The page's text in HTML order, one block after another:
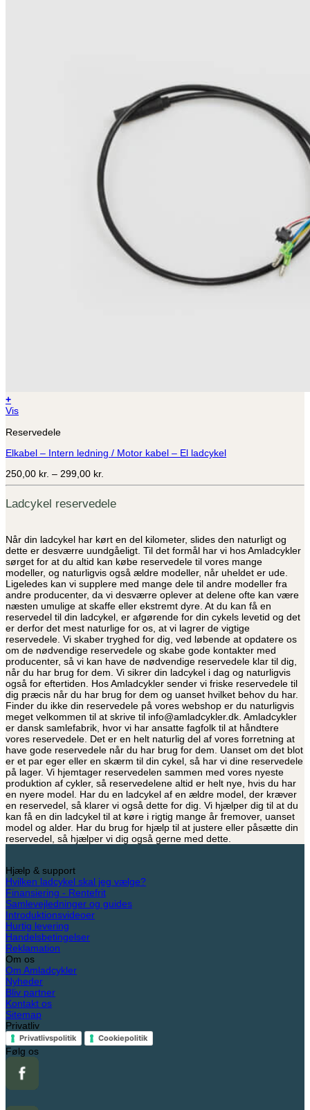
+
Dette
har
varianter.
kan
vælges
på
varesiden
Vis
Reservedele
Elkabel – Intern ledning / Motor kabel – El ladcykel
250,00 kr. – 299,00 kr.
250,00 kr.
299,00 kr.
Ladcykel reservedele
Når din ladcykel har kørt en del kilometer, slides den naturligt og
dette er desværre uundgåeligt. Til det formål har vi hos Amladcykler
sørget for at du altid kan købe reservedele til vores mange
modeller, og naturligvis også ældre modeller, når uheldet er ude.
Ligeledes kan vi supplere med mange dele til andre modeller fra
andre producenter, da vi desværre oplever at delene ofte kan være
næsten umulige at skaffe eller ekstremt dyre. At du kan få en
reservedel til din ladcykel, er afgørende for din cykels levetid og det
er derfor det mest naturlige for os, at vi lagrer de vigtige
reservedele. Vi skaber tryghed for dig, ved løbende at opdatere os
om de nødvendige reservedele og skabe gode kontakter med
producenter, så vi kan have de nødvendige reservedele klar til dig,
når du har brug for dem. Vi sikrer din ladcykel i dag og naturligvis
også for eftertiden. Hos Amladcykler sender vi friske reservedele til
dig præcis når du har brug for dem og uanset hvilket behov du har.
Finder du ikke din reservedele på vores webshop er du naturligvis
meget velkommen til at skrive til info@amladcykler.dk. Amladcykler
er dansk samlefabrik, hvor vi har ansatte fagfolk til at håndtere
vores reservedele. Det er en helt naturlig del af vores forretning at
have gode reservedele når du har brug for dem. Uanset om det blot
er et par eger eller en skærm til din cykel, så har vi dine reservedele
på lager. Vi hjemtager reservedelen sammen med vores nyeste
produktion af cykler, så reservedelene altid er helt nye, hvis du har
en nyere model. Har du en ladcykel af en ældre model, der kræver
en reservedel, så klarer vi også dette for dig. Vi hjælper dig til at du
kan få en din ladcykel til at køre i rigtig mange år fremover, uanset
model og alder. Har du brug for hjælp til at justere eller påsætte din
reservedel, så hjælper vi dig også gerne med dette.
Hjælp & support
Hvilken ladcykel skal jeg vælge?
Finansiering - Rentefrit
Samlevejledninger og guides
Introduktionsvideoer
Hurtig levering
Handelsbetingelser
Reklamation
Om os
Om Amladcykler
Nyheder
Bliv partner
Kontakt os
Sitemap
Privatliv
Privatlivspolitik Cookiepolitik
Følg os